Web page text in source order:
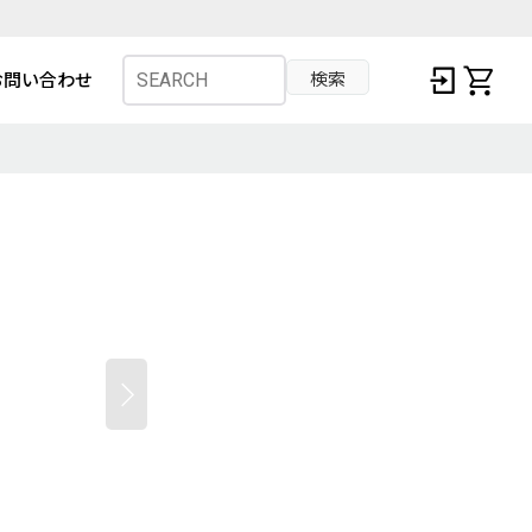
い合わせ 検索